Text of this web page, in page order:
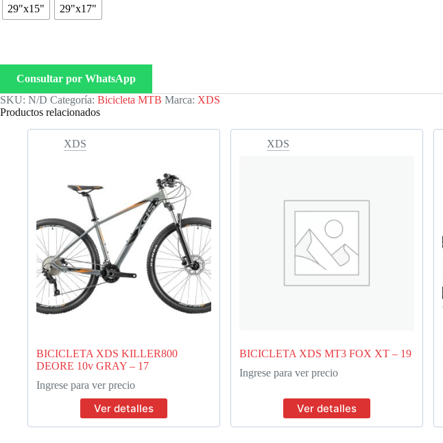
29"x15" 29"x17"
Consultar por WhatsApp
SKU: N/D Categoría: Bicicleta MTB Marca: XDS
Productos relacionados
XDS
BICICLETA XDS KILLER800
DEORE 10v GRAY – 17
Ingrese para ver precio
Ver detalles
XDS
BICICLETA XDS MT3 FOX XT – 19
Ingrese para ver precio
Ver detalles